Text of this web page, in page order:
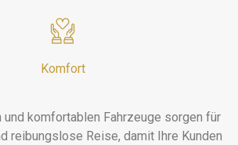
Komfort
und komfortablen Fahrzeuge sorgen für
reibungslose Reise, damit Ihre Kunden